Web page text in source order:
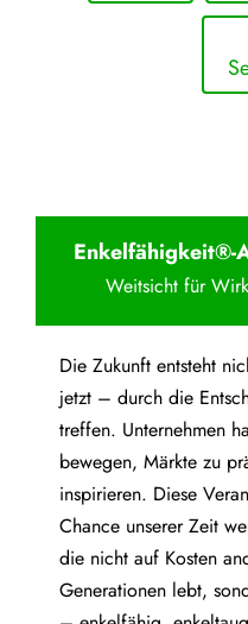
Enkelfähigkeit®-
Weitsicht für
Die Zukunft entsteht
jetzt – durch die
treffen. Unternehmen
bewegen, Märkte zu
inspirieren. Diese
Chance unserer Zeit
die nicht auf Kosten
Generationen lebt,